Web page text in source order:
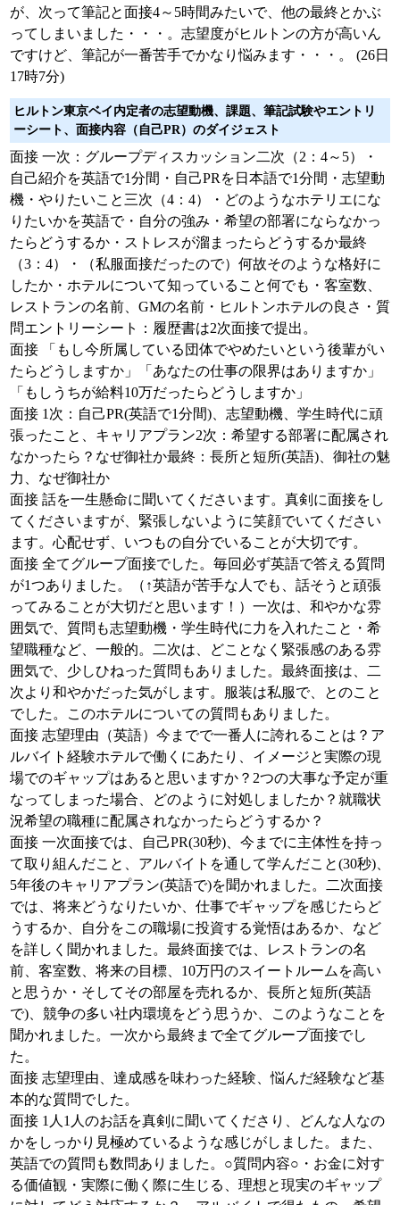
が、次って筆記と面接4～5時間みたいで、他の最終とかぶ
ってしまいました・・・。志望度がヒルトンの方が高いん
ですけど、筆記が一番苦手でかなり悩みます・・・。 (26日
17時7分)
ヒルトン東京ベイ内定者の志望動機、課題、筆記試験やエントリ
ーシート、面接内容（自己PR）のダイジェスト
面接 一次：グループディスカッション二次（2：4～5）・
自己紹介を英語で1分間・自己PRを日本語で1分間・志望動
機・やりたいこと三次（4：4）・どのようなホテリエにな
りたいかを英語で・自分の強み・希望の部署にならなかっ
たらどうするか・ストレスが溜まったらどうするか最終
（3：4）・（私服面接だったので）何故そのような格好に
したか・ホテルについて知っていること何でも・客室数、
レストランの名前、GMの名前・ヒルトンホテルの良さ・質
問エントリーシート：履歴書は2次面接で提出。
面接 「もし今所属している団体でやめたいという後輩がい
たらどうしますか」「あなたの仕事の限界はありますか」
「もしうちが給料10万だったらどうしますか」
面接 1次：自己PR(英語で1分間)、志望動機、学生時代に頑
張ったこと、キャリアプラン2次：希望する部署に配属され
なかったら？なぜ御社か最終：長所と短所(英語)、御社の魅
力、なぜ御社か
面接 話を一生懸命に聞いてくださいます。真剣に面接をし
てくださいますが、緊張しないように笑顔でいてください
ます。心配せず、いつもの自分でいることが大切です。
面接 全てグループ面接でした。毎回必ず英語で答える質問
が1つありました。（↑英語が苦手な人でも、話そうと頑張
ってみることが大切だと思います！）一次は、和やかな雰
囲気で、質問も志望動機・学生時代に力を入れたこと・希
望職種など、一般的。二次は、どことなく緊張感のある雰
囲気で、少しひねった質問もありました。最終面接は、二
次より和やかだった気がします。服装は私服で、とのこと
でした。このホテルについての質問もありました。
面接 志望理由（英語）今までで一番人に誇れることは？ア
ルバイト経験ホテルで働くにあたり、イメージと実際の現
場でのギャップはあると思いますか？2つの大事な予定が重
なってしまった場合、どのように対処しましたか？就職状
況希望の職種に配属されなかったらどうするか？
面接 一次面接では、自己PR(30秒)、今までに主体性を持っ
て取り組んだこと、アルバイトを通して学んだこと(30秒)、
5年後のキャリアプラン(英語で)を聞かれました。二次面接
では、将来どうなりたいか、仕事でギャップを感じたらど
うするか、自分をこの職場に投資する覚悟はあるか、など
を詳しく聞かれました。最終面接では、レストランの名
前、客室数、将来の目標、10万円のスイートルームを高い
と思うか・そしてその部屋を売れるか、長所と短所(英語
で)、競争の多い社内環境をどう思うか、このようなことを
聞かれました。一次から最終まで全てグループ面接でし
た。
面接 志望理由、達成感を味わった経験、悩んだ経験など基
本的な質問でした。
面接 1人1人のお話を真剣に聞いてくださり、どんな人なの
かをしっかり見極めているような感じがしました。また、
英語での質問も数問ありました。○質問内容○・お金に対す
る価値観・実際に働く際に生じる、理想と現実のギャップ